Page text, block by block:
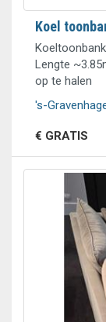
Koel
Lengte
op te halen
's-
€ GRATIS